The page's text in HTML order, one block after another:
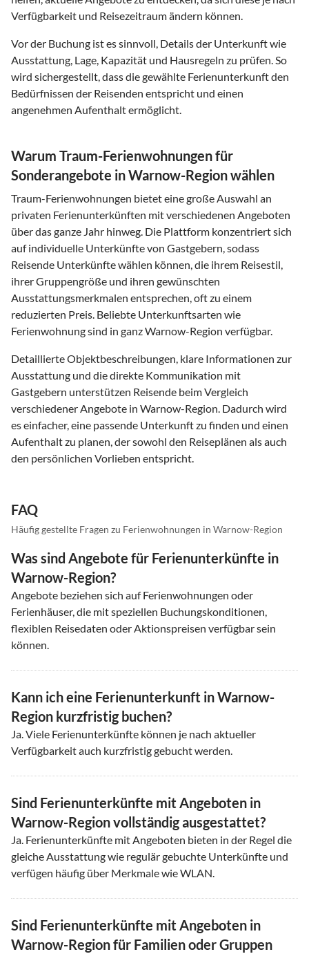
Verfügbarkeit und Reisezeitraum ändern können.
Vor der Buchung ist es sinnvoll, Details der Unterkunft wie
Ausstattung, Lage, Kapazität und Hausregeln zu prüfen. So
wird sichergestellt, dass die gewählte Ferienunterkunft den
Bedürfnissen der Reisenden entspricht und einen
angenehmen Aufenthalt ermöglicht.
Warum Traum-Ferienwohnungen für
Sonderangebote in Warnow-Region wählen
Traum-Ferienwohnungen bietet eine große Auswahl an
privaten Ferienunterkünften mit verschiedenen Angeboten
über das ganze Jahr hinweg. Die Plattform konzentriert sich
auf individuelle Unterkünfte von Gastgebern, sodass
Reisende Unterkünfte wählen können, die ihrem Reisestil,
ihrer Gruppengröße und ihren gewünschten
Ausstattungsmerkmalen entsprechen, oft zu einem
reduzierten Preis. Beliebte Unterkunftsarten wie
Ferienwohnung sind in ganz Warnow-Region verfügbar.
Detaillierte Objektbeschreibungen, klare Informationen zur
Ausstattung und die direkte Kommunikation mit
Gastgebern unterstützen Reisende beim Vergleich
verschiedener Angebote in Warnow-Region. Dadurch wird
es einfacher, eine passende Unterkunft zu finden und einen
Aufenthalt zu planen, der sowohl den Reiseplänen als auch
den persönlichen Vorlieben entspricht.
FAQ
Häufig gestellte Fragen zu Ferienwohnungen in Warnow-Region
Was sind Angebote für Ferienunterkünfte in
Warnow-Region?
Angebote beziehen sich auf Ferienwohnungen oder
Ferienhäuser, die mit speziellen Buchungskonditionen,
flexiblen Reisedaten oder Aktionspreisen verfügbar sein
können.
Kann ich eine Ferienunterkunft in Warnow-
Region kurzfristig buchen?
Ja. Viele Ferienunterkünfte können je nach aktueller
Verfügbarkeit auch kurzfristig gebucht werden.
Sind Ferienunterkünfte mit Angeboten in
Warnow-Region vollständig ausgestattet?
Ja. Ferienunterkünfte mit Angeboten bieten in der Regel die
gleiche Ausstattung wie regulär gebuchte Unterkünfte und
verfügen häufig über Merkmale wie WLAN.
Sind Ferienunterkünfte mit Angeboten in
Warnow-Region für Familien oder Gruppen